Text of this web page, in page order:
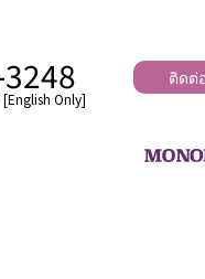
Only]
ติดต่